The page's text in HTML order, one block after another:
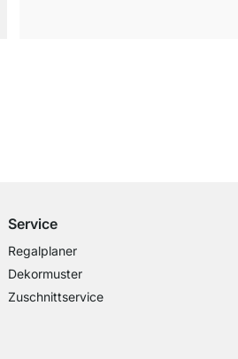
Service
Regalplaner
Dekormuster
Zuschnittservice